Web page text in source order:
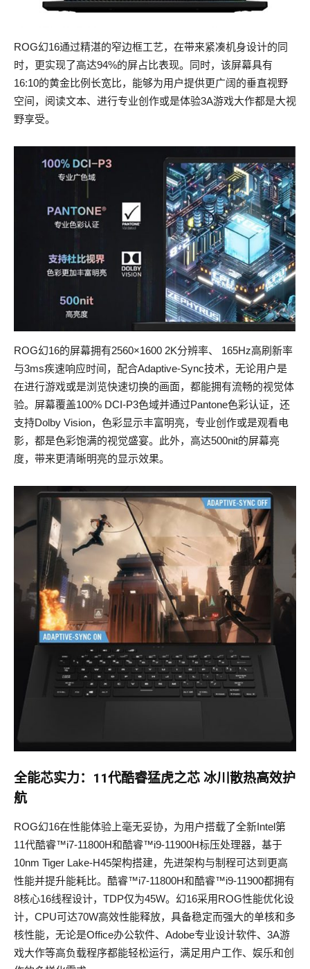
ROG幻16通过精湛的窄边框工艺，在带来紧凑机身设计的同
时，更实现了高达94%的屏占比表现。同时，该屏幕具有
16:10的黄金比例长宽比，能够为用户提供更广阔的垂直视野
空间，阅读文本、进行专业创作或是体验3A游戏大作都是大视
野享受。
ROG幻16的屏幕拥有2560×1600 2K分辨率、 165Hz高刷新率
与3ms疾速响应时间，配合Adaptive-Sync技术，无论用户是
在进行游戏或是浏览快速切换的画面，都能拥有流畅的视觉体
验。屏幕覆盖100% DCI-P3色域并通过Pantone色彩认证，还
支持Dolby Vision，色彩显示丰富明亮，专业创作或是观看电
影，都是色彩饱满的视觉盛宴。此外，高达500nit的屏幕亮
度，带来更清晰明亮的显示效果。
全能芯实力：11代酷睿猛虎之芯 冰川散热高效护
航
ROG幻16在性能体验上毫无妥协，为用户搭载了全新Intel第
11代酷睿™i7-11800H和酷睿™i9-11900H标压处理器，基于
10nm Tiger Lake-H45架构搭建，先进架构与制程可达到更高
性能并提升能耗比。酷睿™i7-11800H和酷睿™i9-11900都拥有
8核心16线程设计，TDP仅为45W。幻16采用ROG性能优化设
计，CPU可达70W高效性能释放，具备稳定而强大的单核和多
核性能，无论是Office办公软件、Adobe专业设计软件、3A游
戏大作等高负载程序都能轻松运行，满足用户工作、娱乐和创